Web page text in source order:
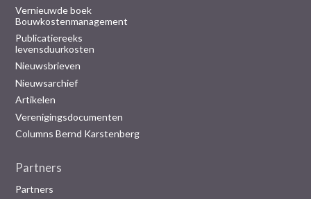
Vernieuwde boek
Bouwkostenmanagement
Publicatiereeks
levensduurkosten
Nieuwsbrieven
Nieuwsarchief
Artikelen
Verenigingsdocumenten
Columns Bernd Karstenberg
Partners
Partners